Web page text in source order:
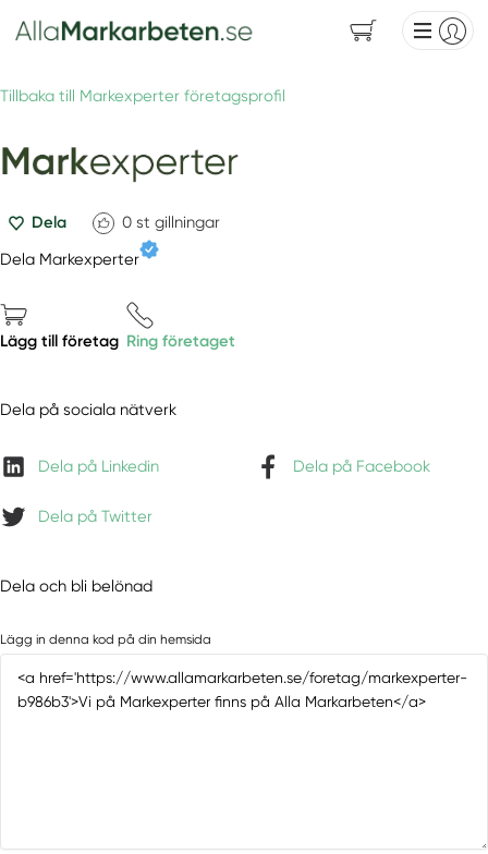
Tillbaka till Markexperter företagsprofil
Dela 0 st gillningar
Dela Markexperter
Lägg till företag Ring företaget
Dela på sociala nätverk
Dela på Linkedin Dela på Facebook
Dela på Twitter
Dela och bli belönad
Lägg in denna kod på din hemsida